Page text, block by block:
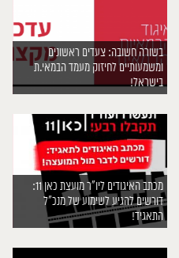
בשורה חשובה: צעדים ראשונים
ומשמעותיים לחיזוק מעמד הבמאי.ת
בישראל!
מכתב האיגודים ליו״ר מועצת כאן 11:
דורשים להגיע לשימוע של מנכ״ל
התאגיד!